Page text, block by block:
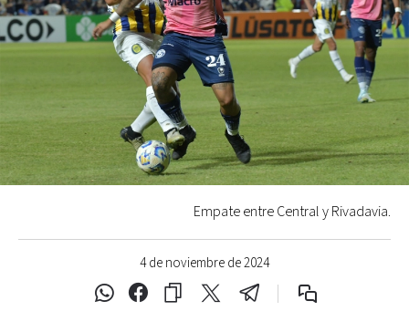
4 de noviembre de 2024
Empate entre Central y Rivadavia.